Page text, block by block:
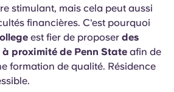
Deutsch
French
stimulant, mais cela peut aussi
financières. C'est pourquoi
est fier de proposer des
proximité de Penn State afin de
formation de qualité. Résidence